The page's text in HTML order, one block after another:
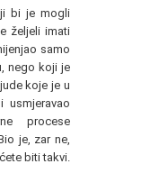
bi je mogli
željeli imati
samo
nego koji je
koje je u
procese
je, zar ne,
biti takvi.